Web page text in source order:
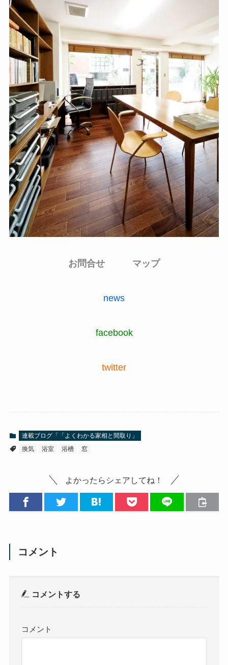
お問合せ マップ
news
facebook
twitter
連載ブログ「「よくわかる家相と間取り」
換気
浴室 浴槽 窓
よかったらシェアしてね！
コメント
コメントする
コメント